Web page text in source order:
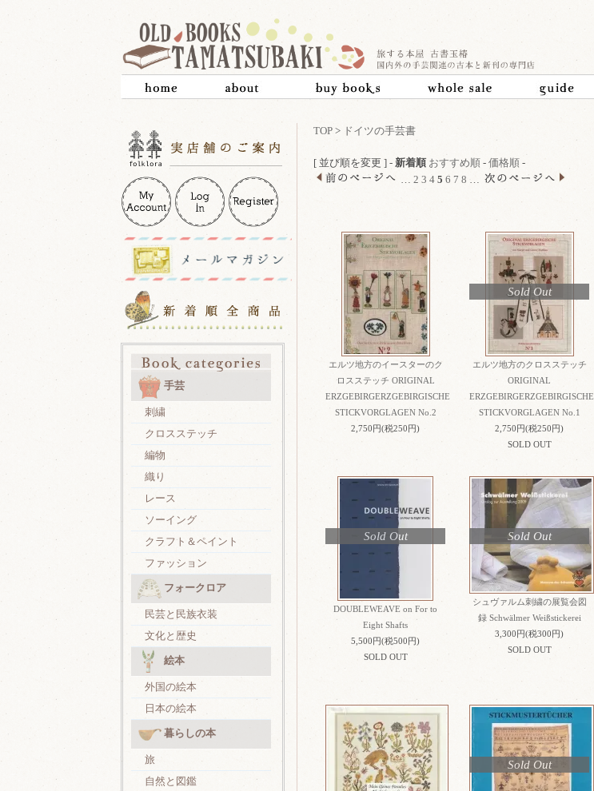
手芸
刺繍
クロスステッチ
編物
織り
レース
ソーイング
クラフト＆ペイント
ファッション
フォークロア
民芸と民族衣装
文化と歴史
絵本
外国の絵本
日本の絵本
暮らしの本
旅
自然と図鑑
TOP > ドイツの手芸書
[ 並び順を変更 ] - 新着順 おすすめ順 - 価格順 -
2 3 4 5 6 7 8
エルツ地方のイースターのク
ロスステッチ ORIGINAL
ERZGEBIRGERZGEBIRGISCHE
STICKVORGLAGEN No.2
2,750円(税250円)
Sold Out
エルツ地方のクロスステッチ
ORIGINAL
ERZGEBIRGERZGEBIRGISCHE
STICKVORGLAGEN No.1
2,750円(税250円)
SOLD OUT
Sold Out
DOUBLEWEAVE on For to
Eight Shafts
5,500円(税500円)
SOLD OUT
Sold Out
シュヴァルム刺繍の展覧会図
録 Schwälmer Weißstickerei
3,300円(税300円)
SOLD OUT
Sold Out